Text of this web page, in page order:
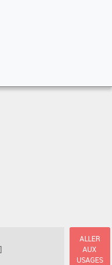
ALLER
AUX
USAGES